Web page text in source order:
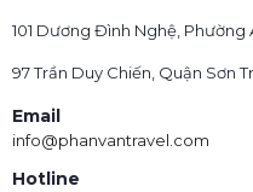
101 Dương Đình Nghệ, Phường
97 Trần Duy Chiến, Quận Sơn
Email
info@phanvantravel.com
Hotline